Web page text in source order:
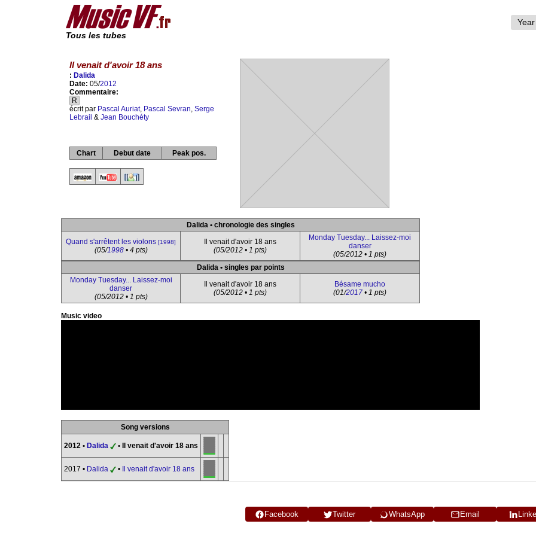
Tous les tubes
Il venait d'avoir 18 ans
: Dalida
Date: 05/2012
Commentaire:
R
écrit par Pascal Auriat, Pascal Sevran, Serge
Lebrail & Jean Bouchéty
Chart Debut date Peak pos.
Dalida • chronologie des singles
Quand s'arrêtent les violons [1998]
(05/1998• 4 pts)
Il venait d'avoir 18 ans
(05/2012 • 1 pts)
Monday Tuesday... Laissez-moi
danser
(05/2012 • 1 pts)
Dalida • singles par points
Monday Tuesday... Laissez-moi
danser
(05/2012 • 1 pts)
Il venait d'avoir 18 ans
(05/2012 • 1 pts)
Bésame mucho
(01/2017 • 1 pts)
Music video
Song versions
2012 • Dalida • Il venait d'avoir 18 ans
2017 • Dalida • Il venait d'avoir 18 ans
Facebook Twitter WhatsApp Email